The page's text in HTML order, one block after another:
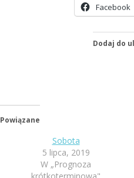
Facebook
Dodaj do
Powiązane
Sobota
5 lipca, 2019
W „Prognoza